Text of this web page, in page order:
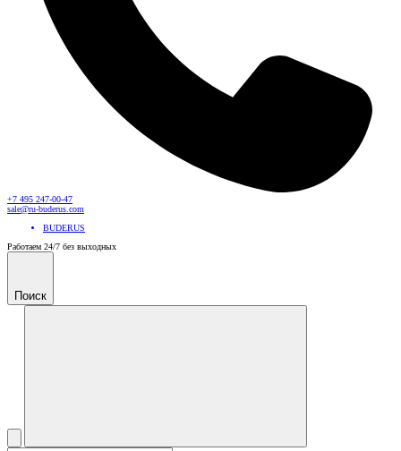
+7 495 247-00-47
sale@ru-buderus.com
BUDERUS
Работаем 24/7 без выходных
Поиск